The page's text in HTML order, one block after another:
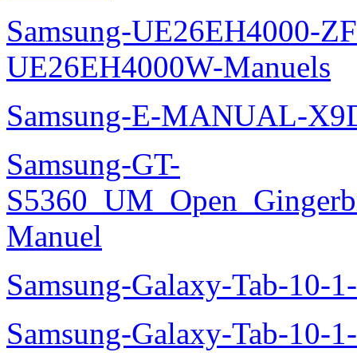
Samsung-UE26EH4000-
UE26EH4000W-Manuels
Samsung-E-MANUAL-
Samsung-GT-
Manuel
Samsung-Galaxy-Tab-10-
Samsung-Galaxy-Tab-10-